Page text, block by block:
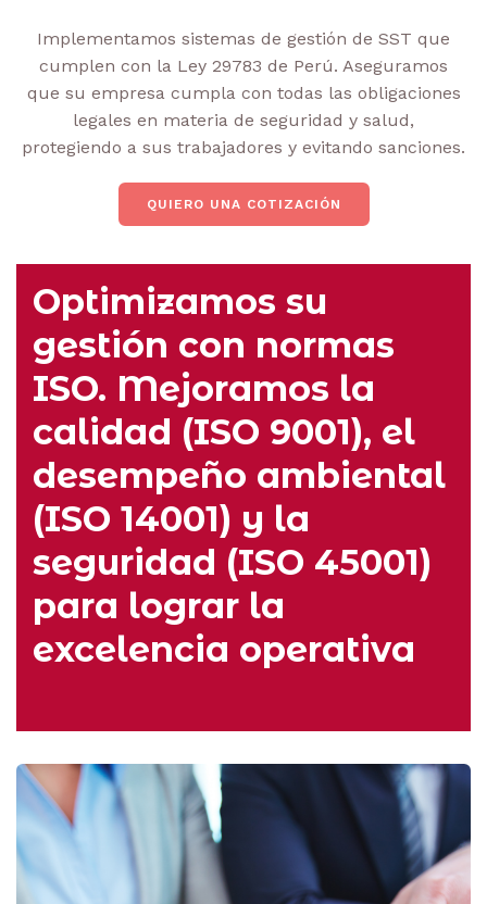
Implementamos sistemas de gestión de SST que
cumplen con la Ley 29783 de Perú. Aseguramos
que su empresa cumpla con todas las obligaciones
legales en materia de seguridad y salud,
protegiendo a sus trabajadores y evitando sanciones.
QUIERO UNA COTIZACIÓN
Optimizamos su
gestión con normas
ISO. Mejoramos la
calidad (ISO 9001), el
desempeño ambiental
(ISO 14001) y la
seguridad (ISO 45001)
para lograr la
excelencia operativa